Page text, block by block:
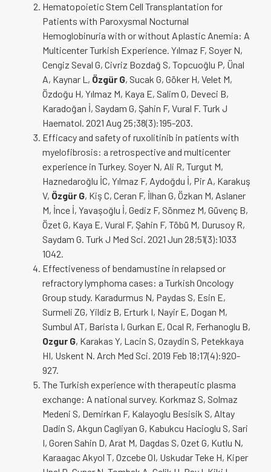
Hematopoietic Stem Cell Transplantation for
Patients with Paroxysmal Nocturnal
Hemoglobinuria with or without Aplastic Anemia: A
Multicenter Turkish Experience. Yılmaz F, Soyer N,
Cengiz Seval G, Civriz Bozdağ S, Topcuoğlu P, Ünal
A, Kaynar L, Özgür G, Sucak G, Göker H, Velet M,
Özdoğu H, Yılmaz M, Kaya E, Salim O, Deveci B,
Karadoğan İ, Saydam G, Şahin F, Vural F. Turk J
Haematol. 2021 Aug 25;38(3):195-203.
Efficacy and safety of ruxolitinib in patients with
myelofibrosis: a retrospective and multicenter
experience in Turkey. Soyer N, Ali R, Turgut M,
Haznedaroğlu İC, Yılmaz F, Aydoğdu İ, Pir A, Karakuş
V, Özgür G, Kiş C, Ceran F, İlhan G, Özkan M, Aslaner
M, İnce İ, Yavaşoğlu İ, Gediz F, Sönmez M, Güvenç B,
Özet G, Kaya E, Vural F, Şahin F, Töbü M, Durusoy R,
Saydam G. Turk J Med Sci. 2021 Jun 28;51(3):1033
1042.
Effectiveness of bendamustine in relapsed or
refractory lymphoma cases: a Turkish Oncology
Group study. Karadurmus N, Paydas S, Esin E,
Surmeli ZG, Yildiz B, Erturk I, Nayir E, Dogan M,
Sumbul AT, Barista I, Gurkan E, Ocal R, Ferhanoglu B,
Ozgur G, Karakas Y, Lacin S, Ozaydin S, Petekkaya
HI, Uskent N. Arch Med Sci. 2019 Feb 18;17(4):920-
927.
The Turkish experience with therapeutic plasma
exchange: A national survey. Korkmaz S, Solmaz
Medeni S, Demirkan F, Kalayoglu Besisik S, Altay
Dadin S, Akgun Cagliyan G, Kabukcu Hacioglu S, Sari
I, Goren Sahin D, Arat M, Dagdas S, Ozet G, Kutlu N,
Karaagac Akyol T, Ozcebe OI, Uskudar Teke H, Kiper